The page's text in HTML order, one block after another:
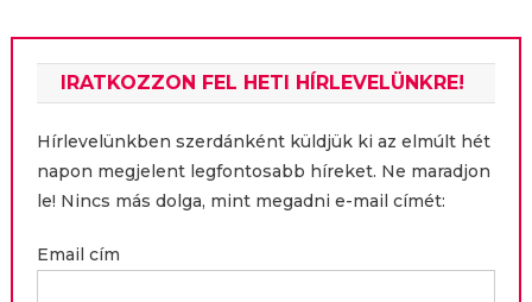
IRATKOZZON FEL HETI HÍRLEVELÜNKRE!
Hírlevelünkben szerdánként küldjük ki az elmúlt hét
napon megjelent legfontosabb híreket. Ne maradjon
le! Nincs más dolga, mint megadni e-mail címét:
Email cím